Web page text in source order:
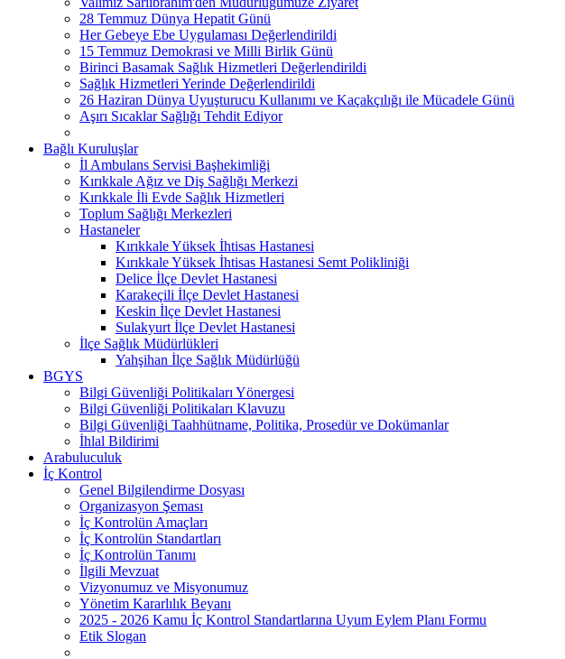
28 Temmuz Dünya Hepatit Günü
Her Gebeye Ebe Uygulaması Değerlendirildi
15 Temmuz Demokrasi ve Milli Birlik Günü
Birinci Basamak Sağlık Hizmetleri Değerlendirildi
Sağlık Hizmetleri Yerinde Değerlendirildi
26 Haziran Dünya Uyuşturucu Kullanımı ve Kaçakçılığı ile Mücadele Günü
Aşırı Sıcaklar Sağlığı Tehdit Ediyor
Bağlı Kuruluşlar
İl Ambulans Servisi Başhekimliği
Kırıkkale Ağız ve Diş Sağlığı Merkezi
Kırıkkale İli Evde Sağlık Hizmetleri
Toplum Sağlığı Merkezleri
Hastaneler
Kırıkkale Yüksek İhtisas Hastanesi
Kırıkkale Yüksek İhtisas Hastanesi Semt Polikliniği
Delice İlçe Devlet Hastanesi
Karakeçili İlçe Devlet Hastanesi
Keskin İlçe Devlet Hastanesi
Sulakyurt İlçe Devlet Hastanesi
İlçe Sağlık Müdürlükleri
Yahşihan İlçe Sağlık Müdürlüğü
BGYS
Bilgi Güvenliği Politikaları Yönergesi
Bilgi Güvenliği Politikaları Klavuzu
Bilgi Güvenliği Taahhütname, Politika, Prosedür ve Dokümanlar
İhlal Bildirimi
Arabuluculuk
İç Kontrol
Genel Bilgilendirme Dosyası
Organizasyon Şeması
İç Kontrolün Amaçları
İç Kontrolün Standartları
İç Kontrolün Tanımı
İlgili Mevzuat
Vizyonumuz ve Misyonumuz
Yönetim Kararlılık Beyanı
2025 - 2026 Kamu İç Kontrol Standartlarına Uyum Eylem Planı Formu
Etik Slogan